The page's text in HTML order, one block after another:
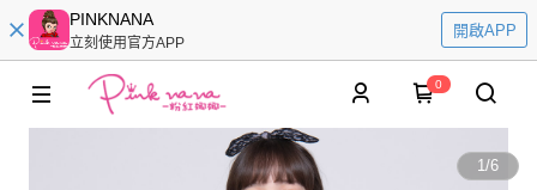
PINKNANA
立刻使用官方APP
開啟APP
0
1/6